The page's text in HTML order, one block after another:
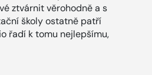
ztvárnit věrohodně a s
školy ostatně patří
řadí k tomu nejlepšímu,